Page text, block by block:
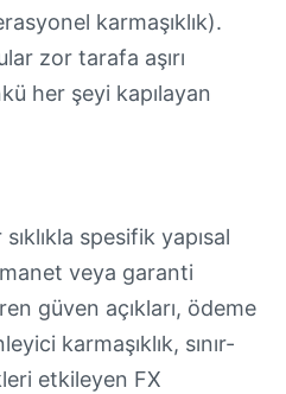
karmaşıklık).
zor tarafa aşırı
her şeyi kapılayan
spesifik yapısal
veya garanti
güven açıkları, ödeme
karmaşıklık, sınır-
etkileyen FX